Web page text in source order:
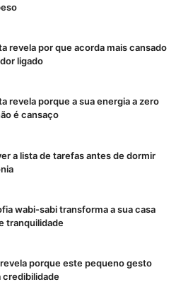
revela por que acorda mais cansado
ligado
revela porque a sua energia a zero
é cansaço
a lista de tarefas antes de dormir
wabi-sabi transforma a sua casa
tranquilidade
porque este pequeno gesto
credibilidade